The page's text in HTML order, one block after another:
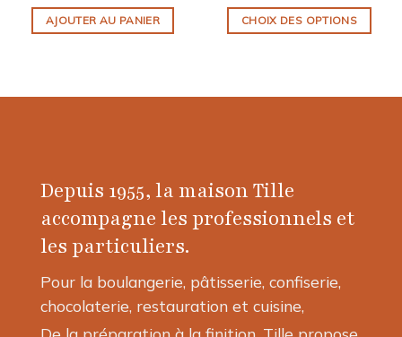
AJOUTER AU PANIER CHOIX DES OPTIONS
être
choisies
page
du
produit
Depuis 1955, la maison Tille
accompagne les professionnels et
les particuliers.
Pour la boulangerie, pâtisserie, confiserie,
chocolaterie, restauration et cuisine,